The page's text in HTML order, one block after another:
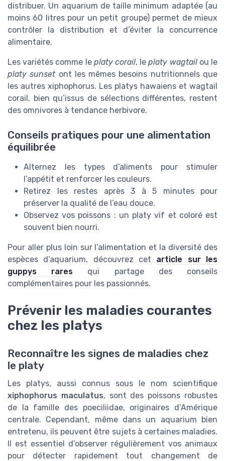
distribuer. Un aquarium de taille minimum adaptée (au
moins 60 litres pour un petit groupe) permet de mieux
contrôler la distribution et d’éviter la concurrence
alimentaire.
Les variétés comme le platy corail, leplaty wagtailou le
platy sunsetont les mêmes besoins nutritionnels que
les autres xiphophorus. Les platys hawaiens et wagtail
corail, bien qu’issus de sélections différentes, restent
des omnivores à tendance herbivore.
Conseils pratiques pour une alimentation
équilibrée
Alternez les types d’aliments pour stimuler
l’appétit et renforcer les couleurs.
Retirez les restes après 3 à 5 minutes pour
préserver la qualité de l’eau douce.
Observez vos poissons : un platy vif et coloré est
souvent bien nourri.
Pour aller plus loin sur l’alimentation et la diversité des
espèces d’aquarium, découvrez cet article sur les
guppys rares qui partage des conseils
complémentaires pour les passionnés.
Prévenir les maladies courantes
chez les platys
Reconnaître les signes de maladies chez
le platy
Les platys, aussi connus sous le nom scientifique
xiphophorus maculatus, sont des poissons robustes
de la famille des poeciliidae, originaires d’Amérique
centrale. Cependant, même dans un aquarium bien
entretenu, ils peuvent être sujets à certaines maladies.
Il est essentiel d’observer régulièrement vos animaux
pour détecter rapidement tout changement de